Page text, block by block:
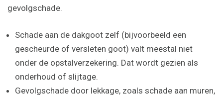
gevolgschade.
Schade aan de dakgoot zelf (bijvoorbeeld een
gescheurde of versleten goot) valt meestal niet
onder de opstalverzekering. Dat wordt gezien als
onderhoud of slijtage.
Gevolgschade door lekkage, zoals schade aan muren,